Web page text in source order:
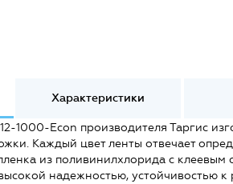
Характеристики
1000-Econ производителя Таргис
Каждый цвет ленты отвечает
из поливинилхлорида с клеевым
надежностью, устойчивостью